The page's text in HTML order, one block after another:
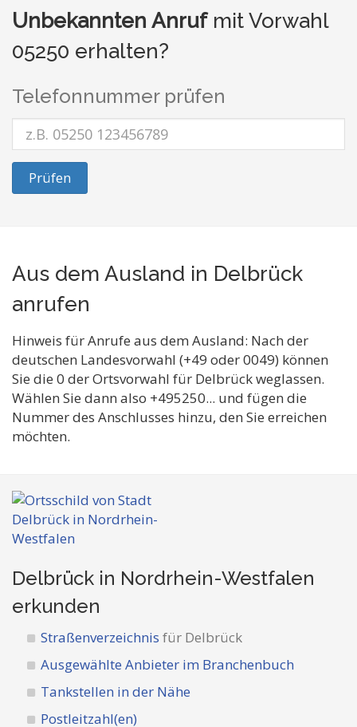
Unbekannten Anrufmit Vorwahl
05250 erhalten?
Telefonnummer prüfen
Prüfen
Aus dem Ausland in Delbrück
anrufen
Hinweis für Anrufe aus dem Ausland: Nach der
deutschen Landesvorwahl (+49 oder 0049) können
Sie die 0 der Ortsvorwahl für Delbrück weglassen.
Wählen Sie dann also +495250... und fügen die
Nummer des Anschlusses hinzu, den Sie erreichen
möchten.
Delbrück in Nordrhein-Westfalen
erkunden
Straßenverzeichnis für Delbrück
Ausgewählte Anbieter im Branchenbuch
Tankstellen in der Nähe
Postleitzahl(en)